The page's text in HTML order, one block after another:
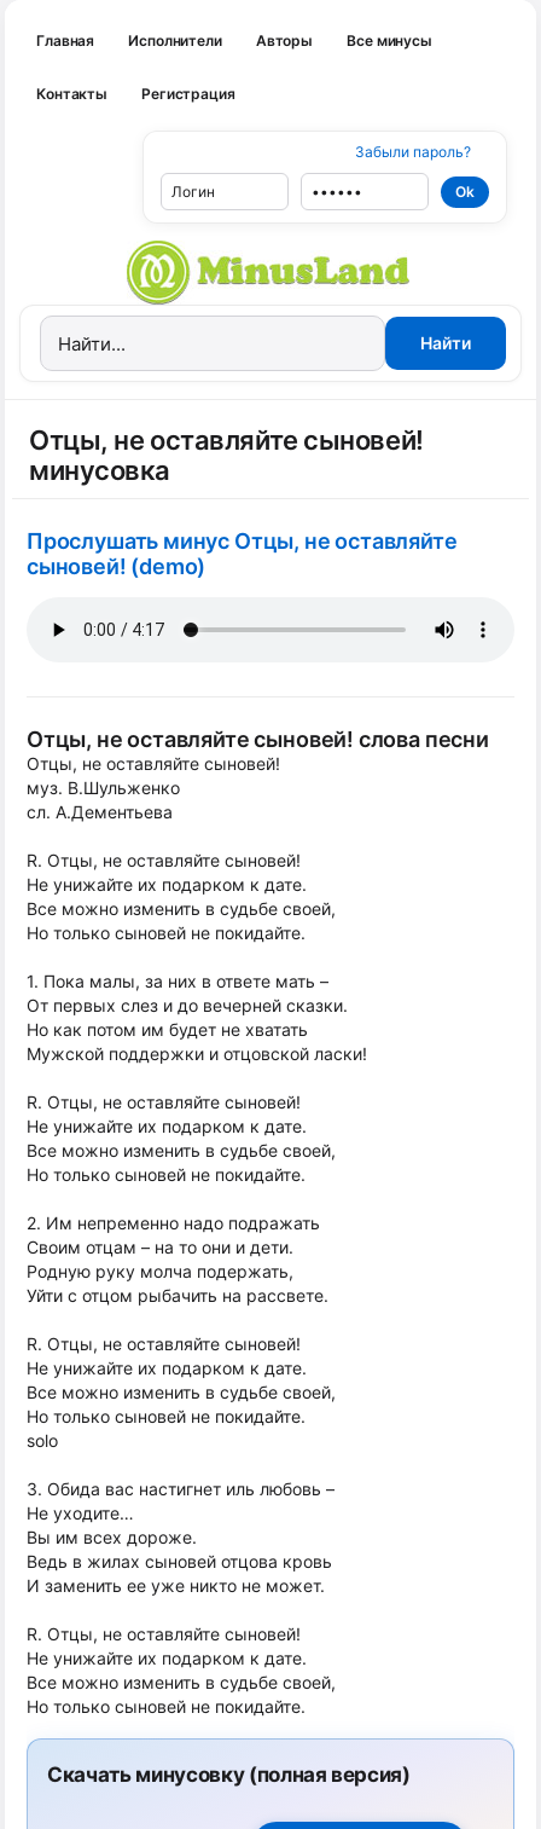
Главная Исполнители Авторы Все минусы
Контакты Регистрация
Забыли пароль?
Отцы, не оставляйте сыновей!
минусовка
Прослушать минус Отцы, не оставляйте
сыновей! (demo)
Отцы, не оставляйте сыновей! слова песни
Отцы, не оставляйте сыновей!
муз. В.Шульженко
сл. А.Дементьева
R. Отцы, не оставляйте сыновей!
Не унижайте их подарком к дате.
Все можно изменить в судьбе своей,
Но только сыновей не покидайте.
1. Пока малы, за них в ответе мать –
От первых слез и до вечерней сказки.
Но как потом им будет не хватать
Мужской поддержки и отцовской ласки!
R. Отцы, не оставляйте сыновей!
Не унижайте их подарком к дате.
Все можно изменить в судьбе своей,
Но только сыновей не покидайте.
2. Им непременно надо подражать
Своим отцам – на то они и дети.
Родную руку молча подержать,
Уйти с отцом рыбачить на рассвете.
R. Отцы, не оставляйте сыновей!
Не унижайте их подарком к дате.
Все можно изменить в судьбе своей,
Но только сыновей не покидайте.
solo
3. Обида вас настигнет иль любовь –
Не уходите…
Вы им всех дороже.
Ведь в жилах сыновей отцова кровь
И заменить ее уже никто не может.
R. Отцы, не оставляйте сыновей!
Не унижайте их подарком к дате.
Все можно изменить в судьбе своей,
Но только сыновей не покидайте.
Скачать минусовку (полная версия)